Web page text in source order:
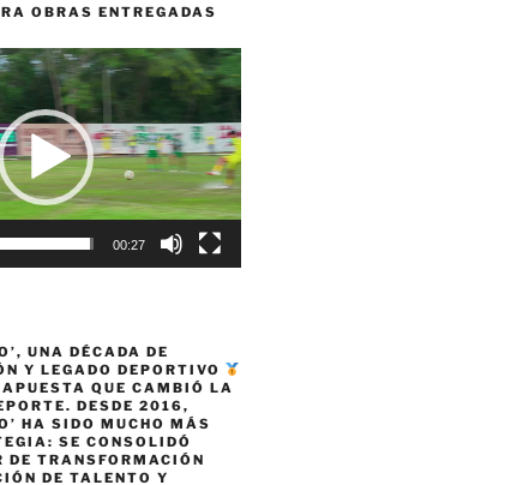
OBRAS ENTREGADAS
00:27
UNA DÉCADA DE
Y LEGADO DEPORTIVO
QUE CAMBIÓ LA
DESDE 2016,
HA SIDO MUCHO MÁS
SE CONSOLIDÓ
DE TRANSFORMACIÓN
DE TALENTO Y